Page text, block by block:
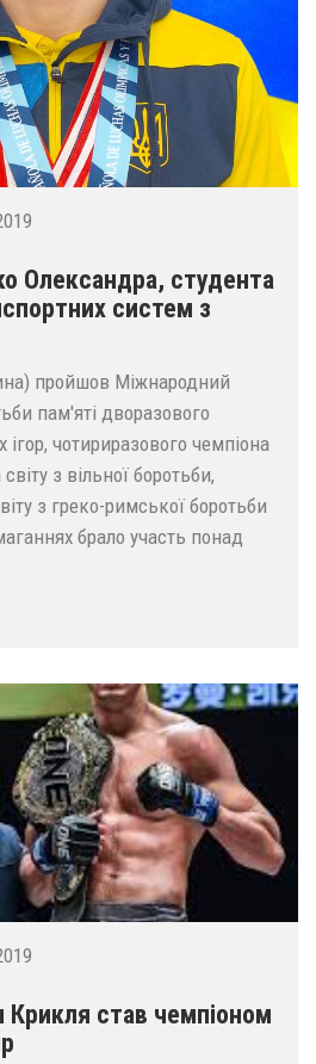
Олександра, студента
систем з
пройшов Міжнародний
пам'яті дворазового
ігор, чотириразового чемпіона
з вільної боротьби,
з греко-римської боротьби
брало участь понад
Крикля став чемпіоном